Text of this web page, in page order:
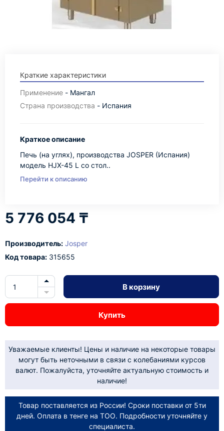
Краткие характеристики
Применение - Мангал
Страна производства - Испания
Краткое описание
Печь (на углях), производства JOSPER (Испания)
модель HJX-45 L со стол..
Перейти к описанию
5 776 054 ₸
Производитель: Josper
Код товара: 315655
В корзину
Купить
Уважаемые клиенты! Цены и наличие на некоторые товары
могут быть неточными в связи с колебаниями курсов
валют. Пожалуйста, уточняйте актуальную стоимость и
наличие!
Товар поставляется из России! Сроки поставки от 5ти
дней. Оплата в тенге на ТОО. Подробности уточняйте у
специалиста.